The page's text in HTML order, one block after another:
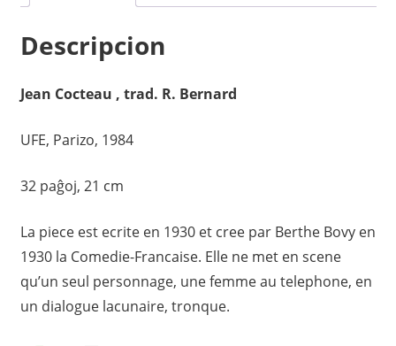
indiferentulo
quantity
Descripcion
Jean Cocteau , trad. R. Bernard
UFE, Parizo, 1984
32 paĝoj, 21 cm
La piece est ecrite en 1930 et cree par Berthe Bovy en
1930 la Comedie-Francaise. Elle ne met en scene
qu’un seul personnage, une femme au telephone, en
un dialogue lacunaire, tronque.